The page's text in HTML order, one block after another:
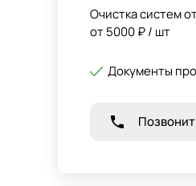
Очистка систем
от 5000 ₽ / шт
Документы